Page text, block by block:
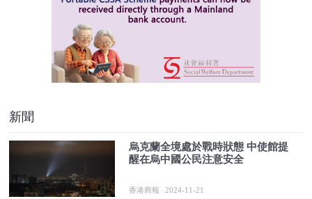
新聞
烏克蘭全境處於戰時狀態 中使館提
醒在烏中國公民注意安全
香港商報 2024-11-21